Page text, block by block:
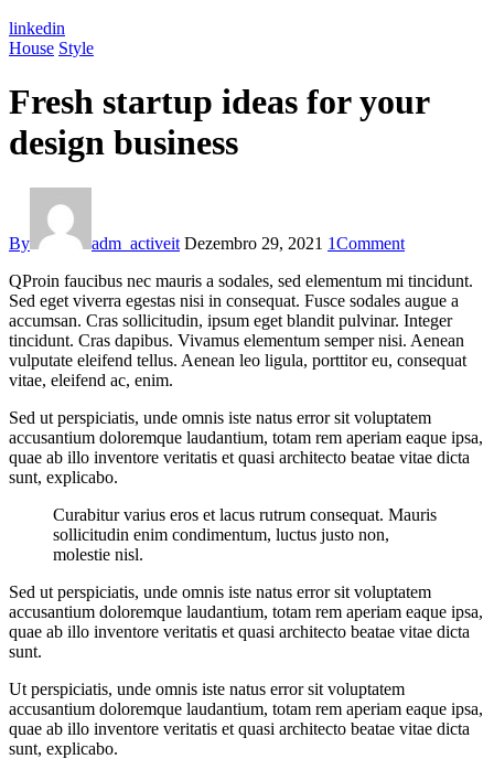
linkedin
House Style
Fresh startup ideas for your
design business
By adm_activeit Dezembro 29, 2021 1Comment
QProin faucibus nec mauris a sodales, sed elementum mi tincidunt.
Sed eget viverra egestas nisi in consequat. Fusce sodales augue a
accumsan. Cras sollicitudin, ipsum eget blandit pulvinar. Integer
tincidunt. Cras dapibus. Vivamus elementum semper nisi. Aenean
vulputate eleifend tellus. Aenean leo ligula, porttitor eu, consequat
vitae, eleifend ac, enim.
Sed ut perspiciatis, unde omnis iste natus error sit voluptatem
accusantium doloremque laudantium, totam rem aperiam eaque ipsa,
quae ab illo inventore veritatis et quasi architecto beatae vitae dicta
sunt, explicabo.
Curabitur varius eros et lacus rutrum consequat. Mauris
sollicitudin enim condimentum, luctus justo non,
molestie nisl.
Sed ut perspiciatis, unde omnis iste natus error sit voluptatem
accusantium doloremque laudantium, totam rem aperiam eaque ipsa,
quae ab illo inventore veritatis et quasi architecto beatae vitae dicta
sunt.
Ut perspiciatis, unde omnis iste natus error sit voluptatem
accusantium doloremque laudantium, totam rem aperiam eaque ipsa,
quae ab illo inventore veritatis et quasi architecto beatae vitae dicta
sunt, explicabo.